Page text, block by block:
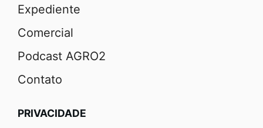
Expediente
Comercial
Podcast AGRO2
Contato
PRIVACIDADE